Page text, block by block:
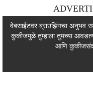
वेबसाईटवर ब्राउझिंगचा अनुभव
कुकीजमुळे तुम्हाला तुमच्या
आणि